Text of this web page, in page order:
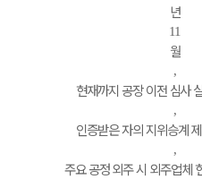
년
11
월
,
현재까지 공장 이전 심사
,
인증받은 자의 지위승계
,
주요 공정 외주 시 외주업체